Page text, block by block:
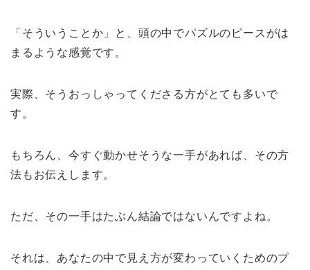
「そういうことか」と、頭の中でパズルのピースがは
まるような感覚です。
実際、そうおっしゃってくださる方がとても多いで
す。
もちろん、今すぐ動かせそうな一手があれば、その方
法もお伝えします。
ただ、その一手はたぶん結論ではないんですよね。
それは、あなたの中で見え方が変わっていくためのプ